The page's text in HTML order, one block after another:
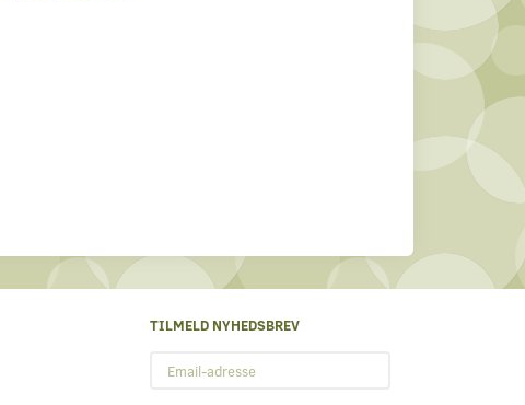
TILMELD NYHEDSBREV
adresse